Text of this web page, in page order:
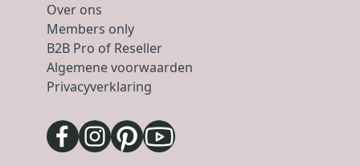
Over ons
Members only
B2B Pro of Reseller
Algemene voorwaarden
Privacyverklaring